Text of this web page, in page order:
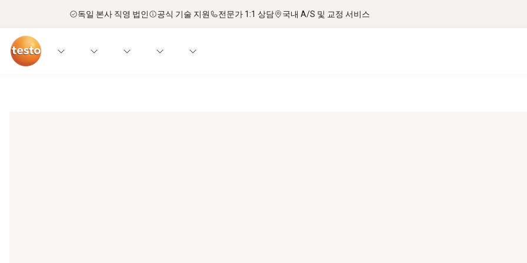
독일 본사 직영 법인 공식 기술 지원 전문가 1:1 상담 국내 A/S 및 교정 서비스